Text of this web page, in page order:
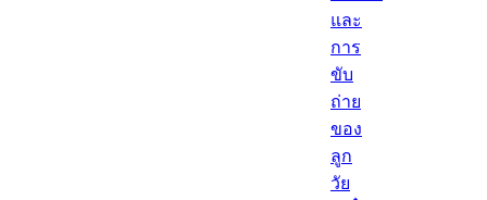
และ
การ
ขับ
ถ่าย
ของ
ลูก
วัย